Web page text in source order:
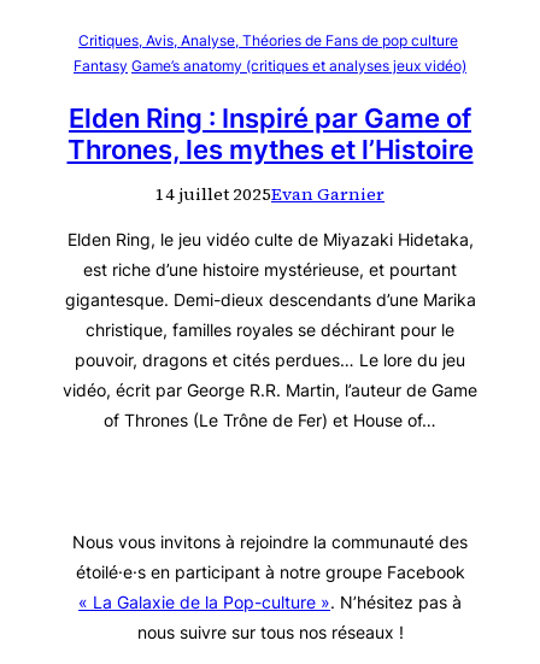
Critiques, Avis, Analyse, Théories de Fans de pop culture
Fantasy Game’s anatomy (critiques et analyses jeux vidéo)
Elden Ring : Inspiré par Game of
Thrones, les mythes et l’Histoire
14 juillet 2025Evan Garnier
Elden Ring, le jeu vidéo culte de Miyazaki Hidetaka,
est riche d’une histoire mystérieuse, et pourtant
gigantesque. Demi-dieux descendants d’une Marika
christique, familles royales se déchirant pour le
pouvoir, dragons et cités perdues… Le lore du jeu
vidéo, écrit par George R.R. Martin, l’auteur de Game
of Thrones (Le Trône de Fer) et House of…
Nous vous invitons à rejoindre la communauté des
étoilé·e·s en participant à notre groupe Facebook
« La Galaxie de la Pop-culture ». N’hésitez pas à
nous suivre sur tous nos réseaux !